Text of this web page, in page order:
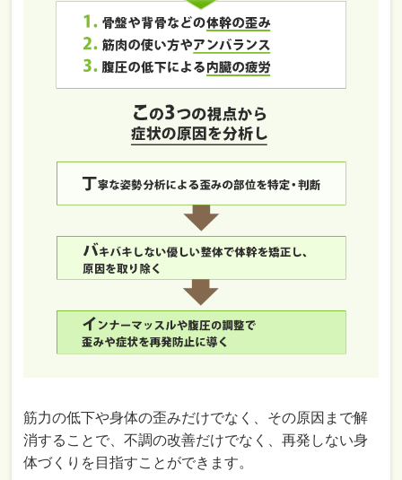
筋力の低下や身体の歪みだけでなく、その原因まで解
消することで、不調の改善だけでなく、再発しない身
体づくりを目指すことができます。